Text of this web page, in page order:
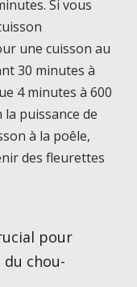
Si vous
une cuisson au
30 minutes à
4 minutes à 600
puissance de
à la poêle,
des fleurettes
pour
chou-